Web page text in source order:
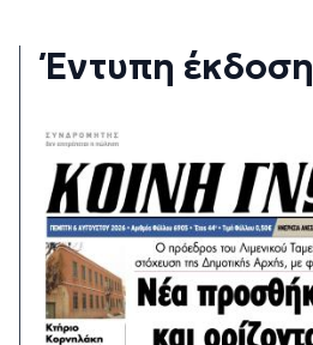
Έντυπη έκδοση